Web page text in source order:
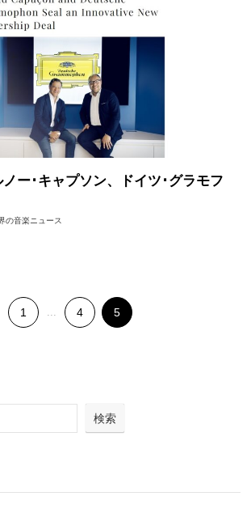
ノー･キャプソン、ドイツ･グラモフ
の音楽ニュース
1 4 5
検索